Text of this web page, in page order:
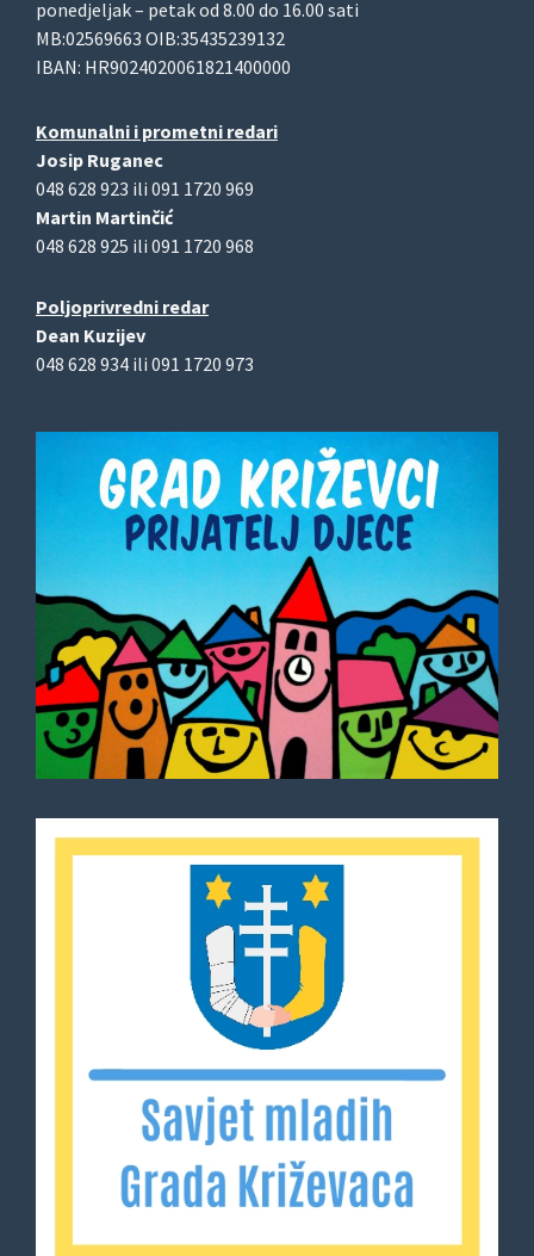
ponedjeljak – petak od 8.00 do 16.00 sati
MB:02569663 OIB:35435239132
IBAN: HR9024020061821400000
Komunalni i prometni redari
Josip Ruganec
048 628 923 ili 091 1720 969
Martin Martinčić
048 628 925 ili 091 1720 968
Poljoprivredni redar
Dean Kuzijev
048 628 934 ili 091 1720 973